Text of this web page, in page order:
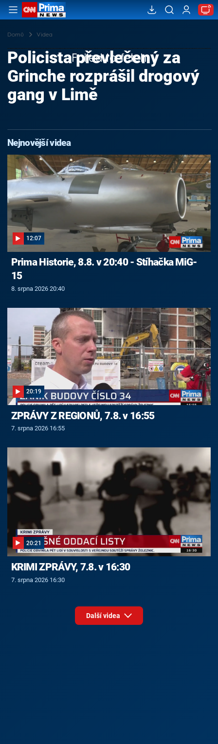
Domů Videa
Failed to fetch
Policista převlečený za
Grinche rozprášil drogový
gang v Limě
Nejnovější videa
12:07
Prima Historie, 8.8. v 20:40 - Stíhačka MiG-
15
8. srpna 2026 20:40
20:19
ZPRÁVY Z REGIONŮ, 7.8. v 16:55
7. srpna 2026 16:55
20:21
KRIMI ZPRÁVY, 7.8. v 16:30
7. srpna 2026 16:30
Další videa